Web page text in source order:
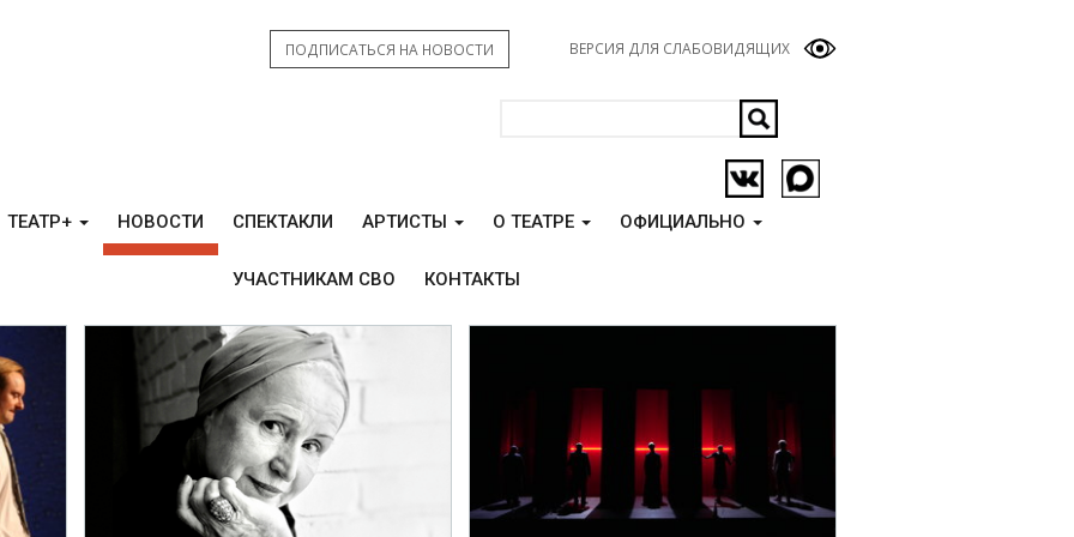
ВЕРСИЯ ДЛЯ СЛАБОВИДЯЩИХ
ПОДПИСАТЬСЯ НА НОВОСТИ
ТЕАТР+ НОВОСТИ СПЕКТАКЛИ АРТИСТЫ О ТЕАТРЕ ОФИЦИАЛЬНО
УЧАСТНИКАМ СВО КОНТАКТЫ